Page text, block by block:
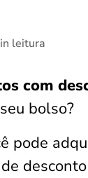
leitura
com
bolso?
pode